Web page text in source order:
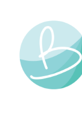
content